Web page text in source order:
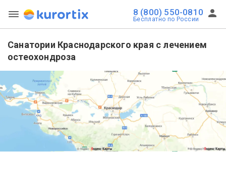
8 (800) 550-0810
Бесплатно по России
Санатории Краснодарского края с лечением
остеохондроза